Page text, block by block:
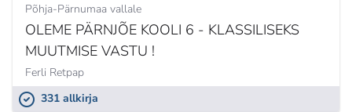
Põhja-Pärnumaa vallale
OLEME PÄRNJÕE KOOLI 6 - KLASSILISEKS
MUUTMISE VASTU !
Ferli Retpap
331 allkirja